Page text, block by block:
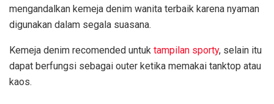
mengandalkan kemeja denim wanita terbaik karena nyaman
digunakan dalam segala suasana.
Kemeja denim recomended untuk tampilan sporty, selain itu
dapat berfungsi sebagai outer ketika memakai tanktop atau
kaos.